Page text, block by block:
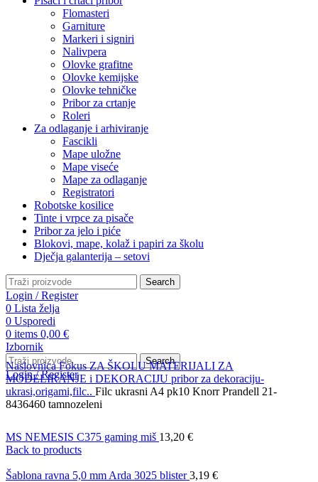
Flomasteri
Garniture
Markeri i signiri
Nalivpera
Olovke grafitne
Olovke kemijske
Olovke tehničke
Pribor za crtanje
Roleri
Za odlaganje i arhiviranje
Fascikli
Mape uložne
Mape viseće
Mape za odlaganje
Registratori
Robotske kosilice
Tinte i vrpce za pisače
Pribor za jelo i piće
Blokovi, mape, kolaž i papiri za školu
Dječja galanterija – setovi
Search
Login / Register
0 Lista želja
0 Usporedi
0 items 0,00 €
Izbornik
Search
Login / Register
NaslovnicaFokusZA ŠKOLUMATERIJALI ZA
MODELIRANJE i DEKORACIJU pribor za dekoraciju-
ukrasi,origami,filc.. Filc ukrasni A4 pk10 Knorr Prandell 21-
8436460 tamnozeleni
MS NEMESIS C375 gaming miš 13,20 €
Back to products
Šablona ravna 5,0 mm Arda 3025 blister3,19 €